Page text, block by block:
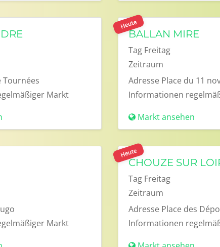
Tournées
Markt
Heute
BALLAN MIRE
Tag Freitag
Zeitraum
Adresse Place du 11
Informationen
Markt ansehen
Markt
Heute
CHOUZE SUR
Tag Freitag
Zeitraum
Adresse Place des
Informationen